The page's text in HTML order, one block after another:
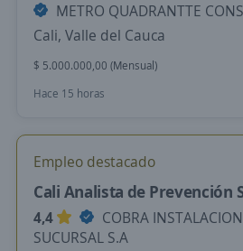
METRO QUADRANTTE
Cali, Valle del Cauca
$ 5.000.000,00 (Mensual)
Hace 15 horas
Empleo destacado
Cali Analista de Prevención
4,4
COBRA
SUCURSAL S.A